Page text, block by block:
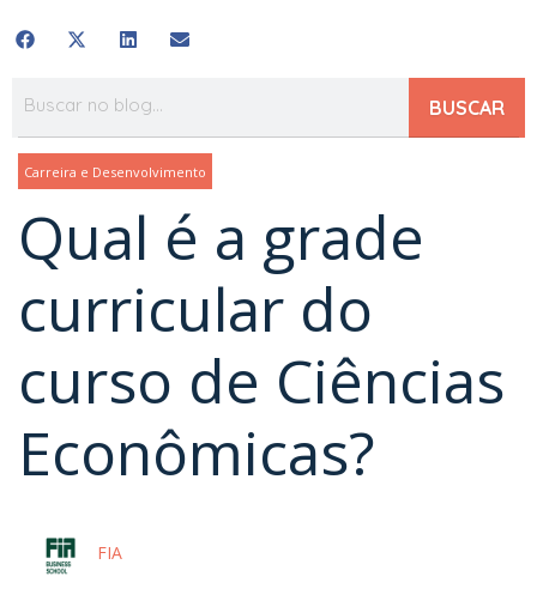
BUSCAR
Carreira e Desenvolvimento
Qual é a grade
curricular do
curso de Ciências
Econômicas?
FIA